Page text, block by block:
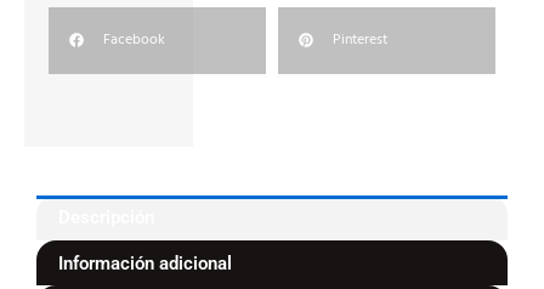
Facebook Pinterest
Información adicional